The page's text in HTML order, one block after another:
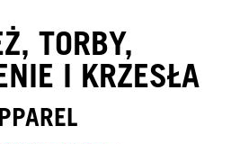
TORBY,
I KRZESŁA